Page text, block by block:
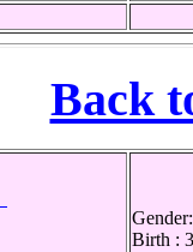
Back
Birth :